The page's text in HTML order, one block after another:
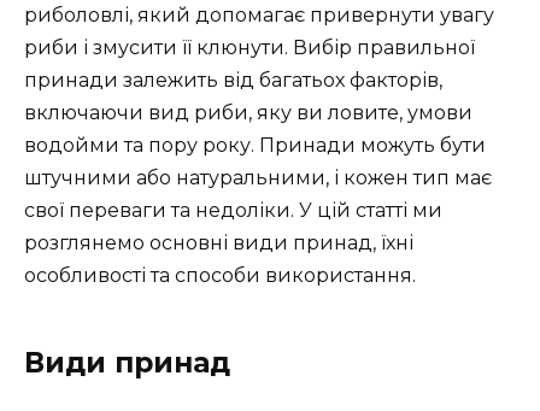
риболовлі, який допомагає привернути увагу
риби і змусити її клюнути. Вибір правильної
принади залежить від багатьох факторів,
включаючи вид риби, яку ви ловите, умови
водойми та пору року. Принади можуть бути
штучними або натуральними, і кожен тип має
свої переваги та недоліки. У цій статті ми
розглянемо основні види принад, їхні
особливості та способи використання.
Види принад